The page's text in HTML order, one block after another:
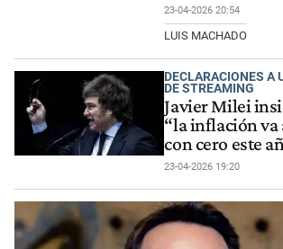
23-04-2026 20:54
LUIS MACHADO
DECLARACIONES A
DE STREAMING
Javier Milei
“la inflación va
con cero este
23-04-2026 19:20